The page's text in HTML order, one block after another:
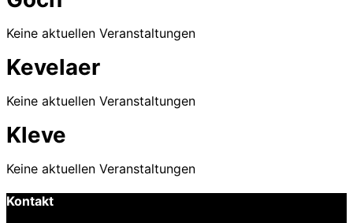
Keine aktuellen Veranstaltungen
Kevelaer
Keine aktuellen Veranstaltungen
Kleve
Keine aktuellen Veranstaltungen
Kontakt